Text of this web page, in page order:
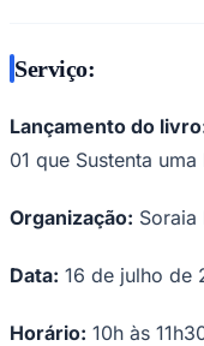
Serviço:
Lançamento do
01 que Sustenta
Organização: Soraia
Data: 16 de julho de
Horário: 10h às